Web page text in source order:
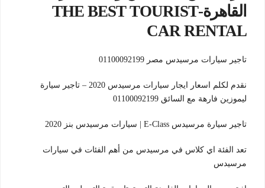
القاهرة-THE BEST TOURIST
CAR RENTAL
تاجير سيارات مرسيدس مصر 01100092199
نقدم لكلم اسعار ايجار سيارات مرسيدس 2020 – تاجير سيارة
ليموزين فارهة مع السائق 01100092199
تاجير سيارة مرسيدس E-Class | سيارات مرسيدس بنز 2020
تعد الفئة اي كلاس في مرسيدس من أهم الفئات في سيارات
مرسيدس